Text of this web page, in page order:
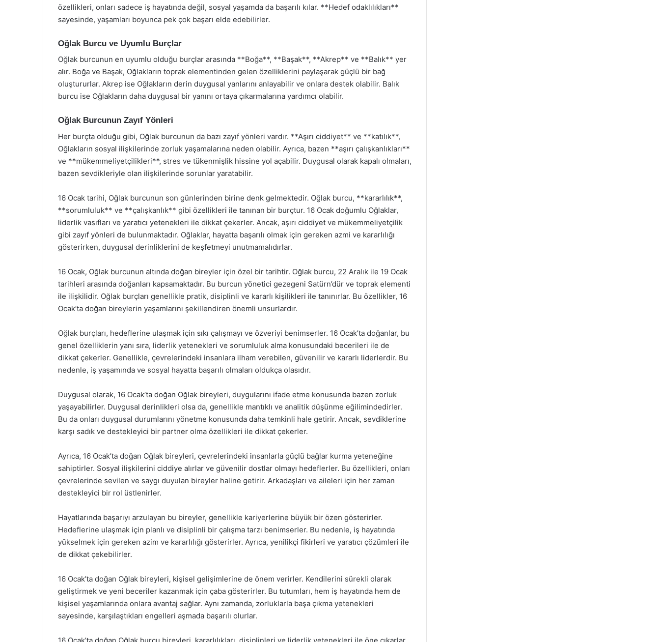
özellikleri, onları sadece iş hayatında değil, sosyal yaşamda da başarılı kılar. **Hedef odaklılıkları**
sayesinde, yaşamları boyunca pek çok başarı elde edebilirler.
Oğlak Burcu ve Uyumlu Burçlar
Oğlak burcunun en uyumlu olduğu burçlar arasında **Boğa**, **Başak**, **Akrep** ve **Balık** yer
alır. Boğa ve Başak, Oğlakların toprak elementinden gelen özelliklerini paylaşarak güçlü bir bağ
oluştururlar. Akrep ise Oğlakların derin duygusal yanlarını anlayabilir ve onlara destek olabilir. Balık
burcu ise Oğlakların daha duygusal bir yanını ortaya çıkarmalarına yardımcı olabilir.
Oğlak Burcunun Zayıf Yönleri
Her burçta olduğu gibi, Oğlak burcunun da bazı zayıf yönleri vardır. **Aşırı ciddiyet** ve **katılık**,
Oğlakların sosyal ilişkilerinde zorluk yaşamalarına neden olabilir. Ayrıca, bazen **aşırı çalışkanlıkları**
ve **mükemmeliyetçilikleri**, stres ve tükenmişlik hissine yol açabilir. Duygusal olarak kapalı olmaları,
bazen sevdikleriyle olan ilişkilerinde sorunlar yaratabilir.
16 Ocak tarihi, Oğlak burcunun son günlerinden birine denk gelmektedir. Oğlak burcu, **kararlılık**,
**sorumluluk** ve **çalışkanlık** gibi özellikleri ile tanınan bir burçtur. 16 Ocak doğumlu Oğlaklar,
liderlik vasıfları ve yaratıcı yetenekleri ile dikkat çekerler. Ancak, aşırı ciddiyet ve mükemmeliyetçilik
gibi zayıf yönleri de bulunmaktadır. Oğlaklar, hayatta başarılı olmak için gereken azmi ve kararlılığı
gösterirken, duygusal derinliklerini de keşfetmeyi unutmamalıdırlar.
16 Ocak, Oğlak burcunun altında doğan bireyler için özel bir tarihtir. Oğlak burcu, 22 Aralık ile 19 Ocak
tarihleri arasında doğanları kapsamaktadır. Bu burcun yönetici gezegeni Satürn’dür ve toprak elementi
ile ilişkilidir. Oğlak burçları genellikle pratik, disiplinli ve kararlı kişilikleri ile tanınırlar. Bu özellikler, 16
Ocak’ta doğan bireylerin yaşamlarını şekillendiren önemli unsurlardır.
Oğlak burçları, hedeflerine ulaşmak için sıkı çalışmayı ve özveriyi benimserler. 16 Ocak’ta doğanlar, bu
genel özelliklerin yanı sıra, liderlik yetenekleri ve sorumluluk alma konusundaki becerileri ile de
dikkat çekerler. Genellikle, çevrelerindeki insanlara ilham verebilen, güvenilir ve kararlı liderlerdir. Bu
nedenle, iş yaşamında ve sosyal hayatta başarılı olmaları oldukça olasıdır.
Duygusal olarak, 16 Ocak’ta doğan Oğlak bireyleri, duygularını ifade etme konusunda bazen zorluk
yaşayabilirler. Duygusal derinlikleri olsa da, genellikle mantıklı ve analitik düşünme eğilimindedirler.
Bu da onları duygusal durumlarını yönetme konusunda daha temkinli hale getirir. Ancak, sevdiklerine
karşı sadık ve destekleyici bir partner olma özellikleri ile dikkat çekerler.
Ayrıca, 16 Ocak’ta doğan Oğlak bireyleri, çevrelerindeki insanlarla güçlü bağlar kurma yeteneğine
sahiptirler. Sosyal ilişkilerini ciddiye alırlar ve güvenilir dostlar olmayı hedeflerler. Bu özellikleri, onları
çevrelerinde sevilen ve saygı duyulan bireyler haline getirir. Arkadaşları ve aileleri için her zaman
destekleyici bir rol üstlenirler.
Hayatlarında başarıyı arzulayan bu bireyler, genellikle kariyerlerine büyük bir özen gösterirler.
Hedeflerine ulaşmak için planlı ve disiplinli bir çalışma tarzı benimserler. Bu nedenle, iş hayatında
yükselmek için gereken azim ve kararlılığı gösterirler. Ayrıca, yenilikçi fikirleri ve yaratıcı çözümleri ile
de dikkat çekebilirler.
16 Ocak’ta doğan Oğlak bireyleri, kişisel gelişimlerine de önem verirler. Kendilerini sürekli olarak
geliştirmek ve yeni beceriler kazanmak için çaba gösterirler. Bu tutumları, hem iş hayatında hem de
kişisel yaşamlarında onlara avantaj sağlar. Aynı zamanda, zorluklarla başa çıkma yetenekleri
sayesinde, karşılaştıkları engelleri aşmada başarılı olurlar.
16 Ocak’ta doğan Oğlak burcu bireyleri, kararlılıkları, disiplinleri ve liderlik yetenekleri ile öne çıkarlar.